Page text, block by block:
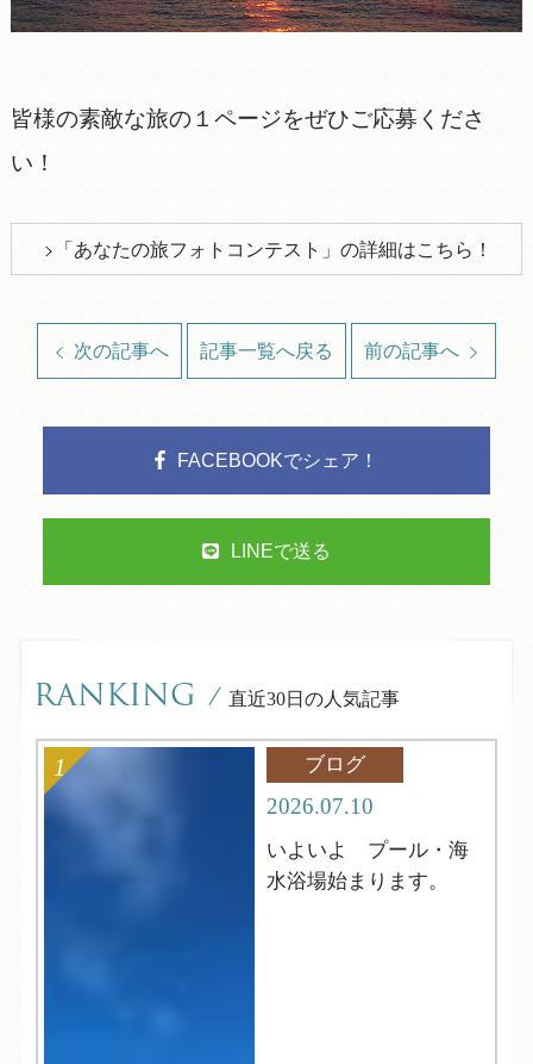
皆様の素敵な旅の１ページをぜひご応募くださ
い！
「あなたの旅フォトコンテスト」の詳細はこちら！
次の記事へ 記事一覧へ戻る 前の記事へ
FACEBOOKでシェア！
LINEで送る
RANKING / 直近30日の人気記事
ブログ
2026.07.10
いよいよ プール・海
水浴場始まります。